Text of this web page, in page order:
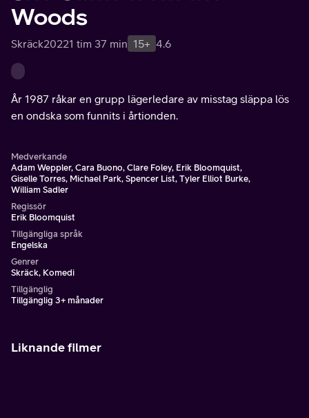
Woods
Skräck20221 tim 37 min 15+ 4.6
År 1987 råkar en grupp lägerledare av misstag släppa lös
en ondska som funnits i årtionden.
Medverkande
Adam Weppler, Cara Buono, Clare Foley, Erik Bloomquist,
Giselle Torres, Michael Park, Spencer List, Tyler Elliot Burke,
William Sadler
Regissör
Erik Bloomquist
Tillgängliga språk
Engelska
Genrer
Skräck, Komedi
Tillgänglig
Tillgänglig 3+ månader
Liknande filmer